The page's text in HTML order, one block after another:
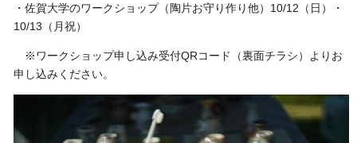
・佐賀大学のワークショップ（陶片お守り作り他）10/12（日）・
10/13（月祝）
※ワークショップ申し込み受付QRコード（裏面チラシ）よりお
申し込みください。